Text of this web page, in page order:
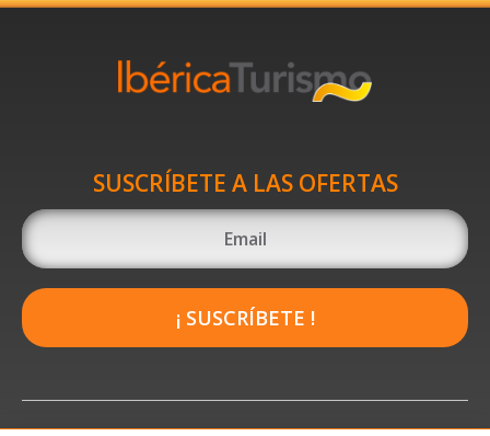
SUSCRÍBETE A LAS OFERTAS
¡ SUSCRÍBETE !